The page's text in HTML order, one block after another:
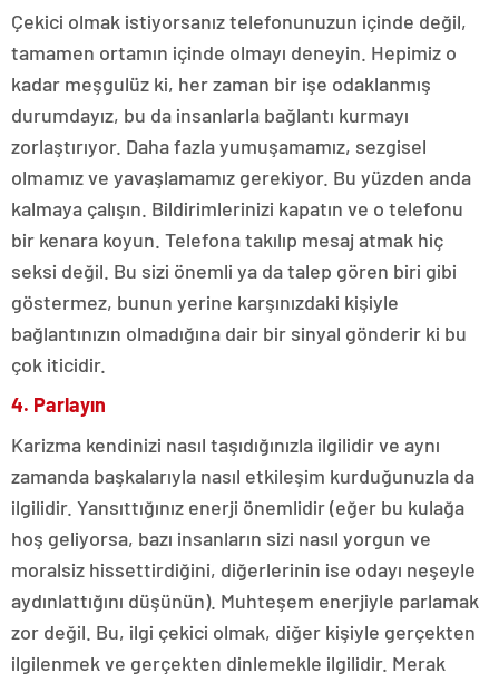
Çekici olmak istiyorsanız telefonunuzun içinde değil,
tamamen ortamın içinde olmayı deneyin. Hepimiz o
kadar meşgulüz ki, her zaman bir işe odaklanmış
durumdayız, bu da insanlarla bağlantı kurmayı
zorlaştırıyor. Daha fazla yumuşamamız, sezgisel
olmamız ve yavaşlamamız gerekiyor. Bu yüzden anda
kalmaya çalışın. Bildirimlerinizi kapatın ve o telefonu
bir kenara koyun. Telefona takılıp mesaj atmak hiç
seksi değil. Bu sizi önemli ya da talep gören biri gibi
göstermez, bunun yerine karşınızdaki kişiyle
bağlantınızın olmadığına dair bir sinyal gönderir ki bu
çok iticidir.
4. Parlayın
Karizma kendinizi nasıl taşıdığınızla ilgilidir ve aynı
zamanda başkalarıyla nasıl etkileşim kurduğunuzla da
ilgilidir. Yansıttığınız enerji önemlidir (eğer bu kulağa
hoş geliyorsa, bazı insanların sizi nasıl yorgun ve
moralsiz hissettirdiğini, diğerlerinin ise odayı neşeyle
aydınlattığını düşünün). Muhteşem enerjiyle parlamak
zor değil. Bu, ilgi çekici olmak, diğer kişiyle gerçekten
ilgilenmek ve gerçekten dinlemekle ilgilidir. Merak